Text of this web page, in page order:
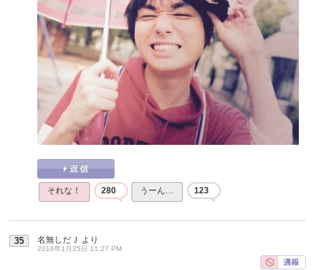
それな！ 280 うーん… 123
35 名無しだＪ より
2016年1月25日 11:27 PM